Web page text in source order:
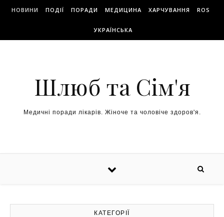
НОВИНИ ПОДІЇ ПОРАДИ МЕДИЦИНА ХАРЧУВАННЯ ROS
УКРАЇНСЬКА
Шлюб та Сім'я
Медичні поради лікарів. Жіноче та чоловіче здоров'я.
КАТЕГОРІЇ